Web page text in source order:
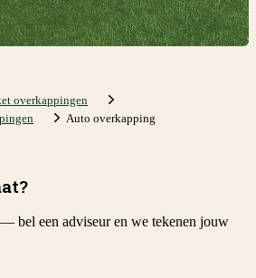
overkappingen
Auto overkapping
bel een adviseur en we tekenen jouw